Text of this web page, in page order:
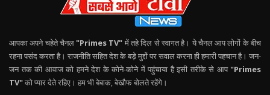
आपका अपने चहेते चैनल "Primes TV" में तहे दिल से स्वागत है। ये चैनल आप लोगों के बीच
रहना पसंद करता है। राजनीति सहित देश के बड़े मुद्दों पर सवाल करना ही हमारी पहचान है। जन-
जन तक की आवाज को हमने देश के कोने-कोने में पहुंचाया है इसी तरीके से आप "Primes
TV"को प्यार देते रहिए। हम भी बेबाक, बेखौफ बोलते रहेंगे।